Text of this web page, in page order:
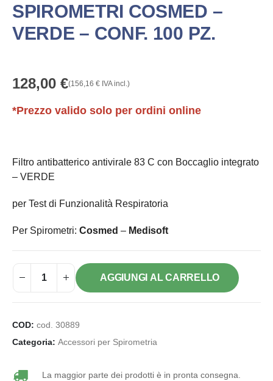
SPIROMETRI COSMED –
VERDE – CONF. 100 PZ.
128,00 €(156,16 € IVA incl.)
*Prezzo valido solo per ordini online
Filtro antibatterico antivirale 83 C con Boccaglio integrato
– VERDE
per Test di Funzionalità Respiratoria
Per Spirometri: Cosmed – Medisoft
AGGIUNGI AL CARRELLO
COD: cod. 30889
Categoria: Accessori per Spirometria
La maggior parte dei prodotti è in pronta consegna.